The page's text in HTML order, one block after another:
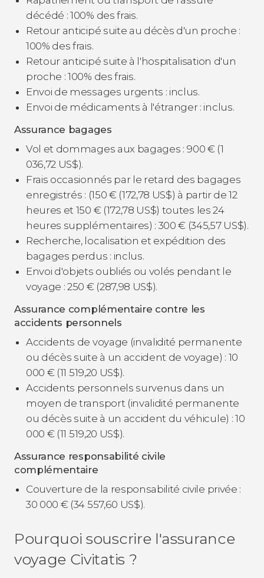
décédé : 100% des frais.
Retour anticipé suite au décès d'un proche :
100% des frais.
Retour anticipé suite à l'hospitalisation d'un
proche : 100% des frais.
Envoi de messages urgents : inclus.
Envoi de médicaments à l'étranger : inclus.
Assurance bagages
Vol et dommages aux bagages : 900€ (1
036,72 US$).
Frais occasionnés par le retard des bagages
enregistrés : (150 € (172,78 US$) à partir de 12
heures et 150 € (172,78 US$) toutes les 24
heures supplémentaires) : 300€ (345,57 US$).
Recherche, localisation et expédition des
bagages perdus : inclus.
Envoi d'objets oubliés ou volés pendant le
voyage : 250 € (287,98 US$).
Assurance complémentaire contre les
accidents personnels
Accidents de voyage (invalidité permanente
ou décès suite à un accident de voyage) : 10
000 € (11 519,20 US$).
Accidents personnels survenus dans un
moyen de transport (invalidité permanente
ou décès suite à un accident du véhicule) : 10
000 € (11 519,20 US$).
Assurance responsabilité civile
complémentaire
Couverture de la responsabilité civile privée :
30 000 € (34 557,60 US$).
Pourquoi souscrire l'assurance
voyage Civitatis ?